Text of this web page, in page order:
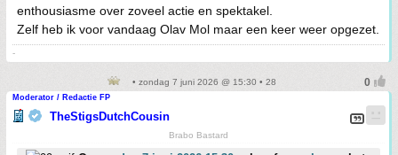
enthousiasme over zoveel actie en spektakel.
Zelf heb ik voor vandaag Olav Mol maar een keer weer opgezet.
-
• zondag 7 juni 2026 @ 15:30 • 28
Moderator / Redactie FP
TheStigsDutchCousin
Brabo Bastard